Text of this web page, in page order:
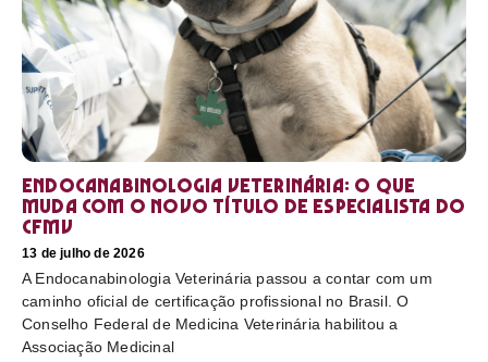
Endocanabinologia Veterinária: o que
muda com o novo título de especialista do
CFMV
13 de julho de 2026
A Endocanabinologia Veterinária passou a contar com um
caminho oficial de certificação profissional no Brasil. O
Conselho Federal de Medicina Veterinária habilitou a
Associação Medicinal